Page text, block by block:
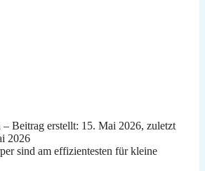
– Beitrag erstellt: 15. Mai 2026, zuletzt
2026